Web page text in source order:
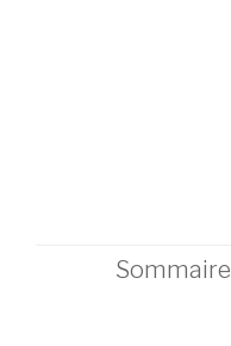
Sommaire